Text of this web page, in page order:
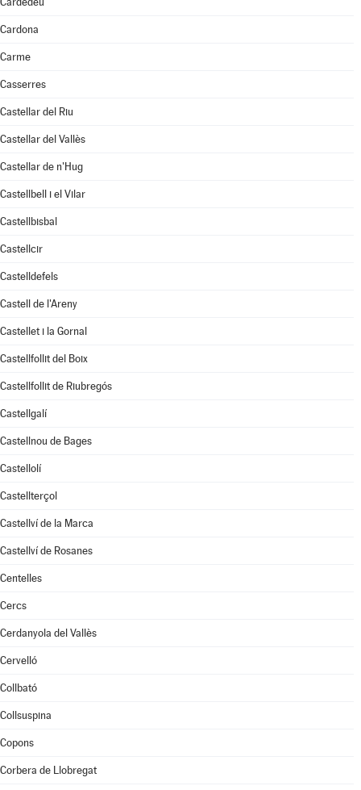
Cardona
Carme
Casserres
Castellar del Riu
Castellar del Vallès
Castellar de n'Hug
Castellbell i el Vilar
Castellbisbal
Castellcir
Castelldefels
Castell de l'Areny
Castellet i la Gornal
Castellfollit del Boix
Castellfollit de Riubregós
Castellgalí
Castellnou de Bages
Castellolí
Castellterçol
Castellví de la Marca
Castellví de Rosanes
Centelles
Cercs
Cerdanyola del Vallès
Cervelló
Collbató
Collsuspina
Copons
Corbera de Llobregat